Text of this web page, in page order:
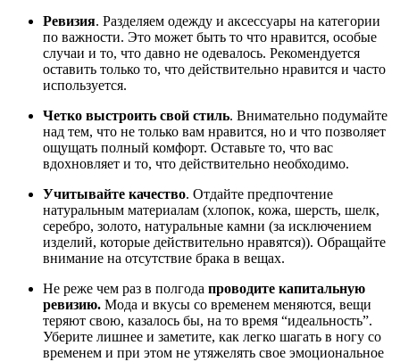
Ревизия. Разделяем одежду и аксессуары на категории
по важности. Это может быть то что нравится, особые
случаи и то, что давно не одевалось. Рекомендуется
оставить только то, что действительно нравится и часто
используется.
Четко выстроить свой стиль. Внимательно подумайте
над тем, что не только вам нравится, но и что позволяет
ощущать полный комфорт. Оставьте то, что вас
вдохновляет и то, что действительно необходимо.
Учитывайте качество. Отдайте предпочтение
натуральным материалам (хлопок, кожа, шерсть, шелк,
серебро, золото, натуральные камни (за исключением
изделий, которые действительно нравятся)). Обращайте
внимание на отсутствие брака в вещах.
Не реже чем раз в полгода проводите капитальную
ревизию. Мода и вкусы со временем меняются, вещи
теряют свою, казалось бы, на то время “идеальность”.
Уберите лишнее и заметите, как легко шагать в ногу со
временем и при этом не утяжелять свое эмоциональное